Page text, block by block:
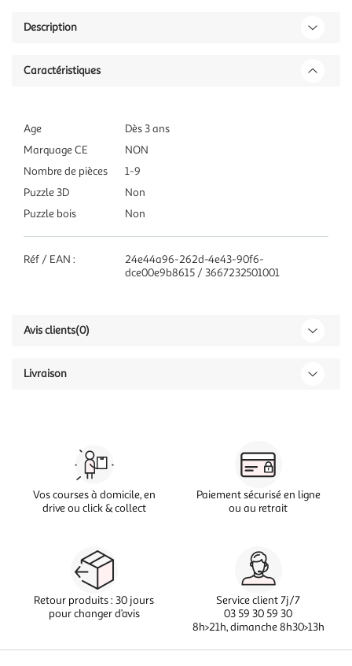
Description
Caractéristiques
Age
Dès 3 ans
Marquage CE
NON
Nombre de pièces
1-9
Puzzle 3D
Non
Puzzle bois
Non
Réf / EAN :
24e44a96-262d-4e43-90f6-
dce00e9b8615 / 3667232501001
Avis clients(0)
Livraison
Vos courses à domicile, en
drive ou click & collect
Paiement sécurisé en ligne
ou au retrait
Retour produits : 30 jours
pour changer d’avis
Service client 7j/7
03 59 30 59 30
8h>21h, dimanche 8h30>13h